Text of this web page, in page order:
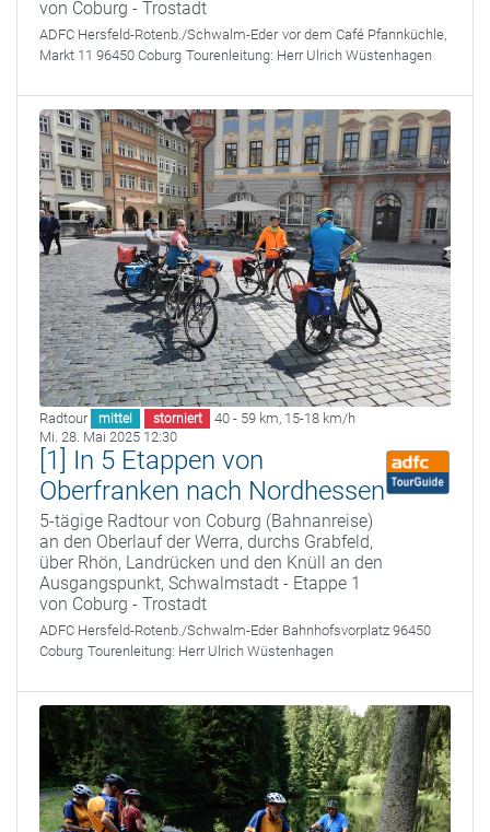
von Coburg - Trostadt
ADFC Hersfeld-Rotenb./Schwalm-Eder vor dem Café Pfannküchle,
Markt 11 96450 Coburg Tourenleitung: Herr Ulrich Wüstenhagen
Radtour mittel storniert 40 - 59 km, 15-18 km/h
Mi. 28. Mai 2025 12:30
[1] In 5 Etappen von
Oberfranken nach Nordhessen
5-tägige Radtour von Coburg (Bahnanreise)
an den Oberlauf der Werra, durchs Grabfeld,
über Rhön, Landrücken und den Knüll an den
Ausgangspunkt, Schwalmstadt - Etappe 1
von Coburg - Trostadt
ADFC Hersfeld-Rotenb./Schwalm-Eder Bahnhofsvorplatz 96450
Coburg Tourenleitung: Herr Ulrich Wüstenhagen